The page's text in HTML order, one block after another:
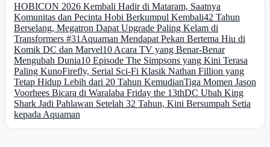
HOBICON 2026 Kembali Hadir di Mataram, Saatnya
Komunitas dan Pecinta Hobi Berkumpul Kembali42 Tahun
Berselang, Megatron Dapat Upgrade Paling Kelam di
Transformers #31 Aquaman Mendapat Pekan Bertema Hiu di
Komik DC dan Marvel10 Acara TV yang Benar-Benar
Mengubah Dunia10 Episode The Simpsons yang Kini Terasa
Paling KunoFirefly, Serial Sci-Fi Klasik Nathan Fillion yang
Tetap Hidup Lebih dari 20 Tahun KemudianTiga Momen Jason
Voorhees Bicara di Waralaba Friday the 13thDC Ubah King
Shark Jadi Pahlawan Setelah 32 Tahun, Kini Bersumpah Setia
kepada Aquaman